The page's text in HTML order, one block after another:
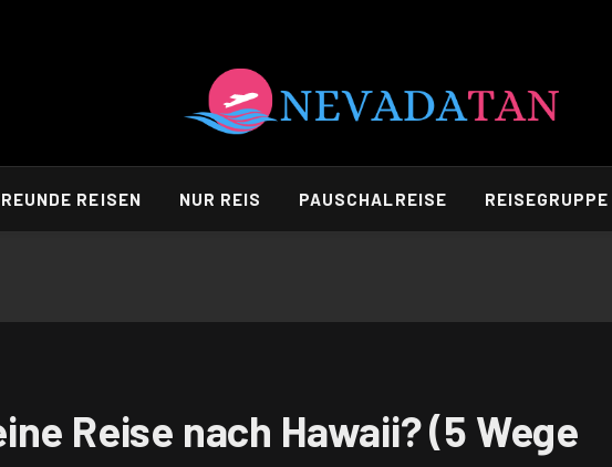
REISEN NUR REIS PAUSCHALREISE REISEGRUPPE
Reise nach Hawaii? (5 Wege